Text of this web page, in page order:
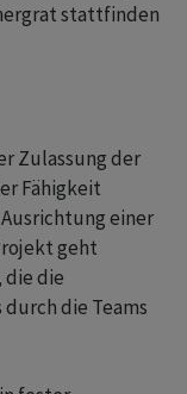
stattfinden
Zulassung der
Fähigkeit
einer
geht
die die
die Teams